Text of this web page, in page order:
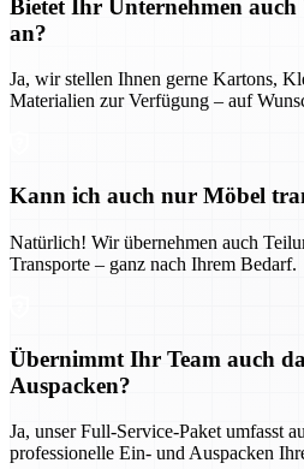
Bietet Ihr Unternehmen auch
an?
Ja, wir stellen Ihnen gerne Kartons,
Materialien zur Verfügung – auf
Kann ich auch nur Möbel
Natürlich! Wir übernehmen auch
Transporte – ganz nach Ihrem Bedarf.
Übernimmt Ihr Team auch
Auspacken?
Ja, unser Full-Service-Paket umfasst
professionelle Ein- und Auspacken